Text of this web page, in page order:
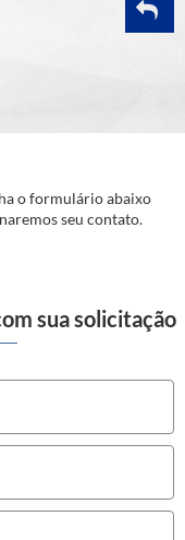
o formulário abaixo
seu contato.
sua solicitação